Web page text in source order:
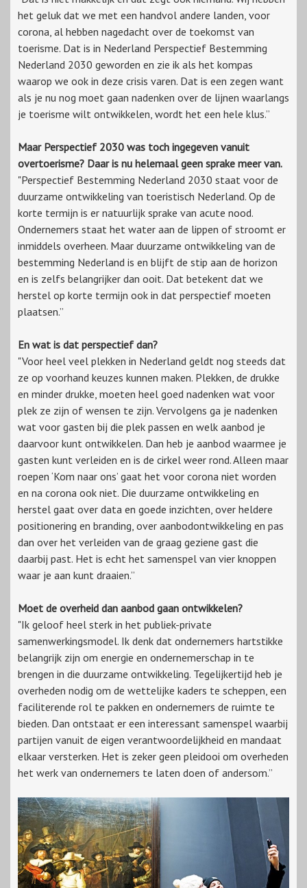
het geluk dat we met een handvol andere landen, voor
corona, al hebben nagedacht over de toekomst van
toerisme. Dat is in Nederland Perspectief Bestemming
Nederland 2030 geworden en zie ik als het kompas
waarop we ook in deze crisis varen. Dat is een zegen want
als je nu nog moet gaan nadenken over de lijnen waarlangs
je toerisme wilt ontwikkelen, wordt het een hele klus.”
Maar Perspectief 2030 was toch ingegeven vanuit
overtoerisme? Daar is nu helemaal geen sprake meer van.
"Perspectief Bestemming Nederland 2030 staat voor de
duurzame ontwikkeling van toeristisch Nederland. Op de
korte termijn is er natuurlijk sprake van acute nood.
Ondernemers staat het water aan de lippen of stroomt er
inmiddels overheen. Maar duurzame ontwikkeling van de
bestemming Nederland is en blijft de stip aan de horizon
en is zelfs belangrijker dan ooit. Dat betekent dat we
herstel op korte termijn ook in dat perspectief moeten
plaatsen.”
En wat is dat perspectief dan?
"Voor heel veel plekken in Nederland geldt nog steeds dat
ze op voorhand keuzes kunnen maken. Plekken, de drukke
en minder drukke, moeten heel goed nadenken wat voor
plek ze zijn of wensen te zijn. Vervolgens ga je nadenken
wat voor gasten bij die plek passen en welk aanbod je
daarvoor kunt ontwikkelen. Dan heb je aanbod waarmee je
gasten kunt verleiden en is de cirkel weer rond. Alleen maar
roepen ‘Kom naar ons’ gaat het voor corona niet worden
en na corona ook niet. Die duurzame ontwikkeling en
herstel gaat over data en goede inzichten, over heldere
positionering en branding, over aanbodontwikkeling en pas
dan over het verleiden van de graag geziene gast die
daarbij past. Het is echt het samenspel van vier knoppen
waar je aan kunt draaien.”
Moet de overheid dan aanbod gaan ontwikkelen?
"Ik geloof heel sterk in het publiek-private
samenwerkingsmodel. Ik denk dat ondernemers hartstikke
belangrijk zijn om energie en ondernemerschap in te
brengen in die duurzame ontwikkeling. Tegelijkertijd heb je
overheden nodig om de wettelijke kaders te scheppen, een
faciliterende rol te pakken en ondernemers de ruimte te
bieden. Dan ontstaat er een interessant samenspel waarbij
partijen vanuit de eigen verantwoordelijkheid en mandaat
elkaar versterken. Het is zeker geen pleidooi om overheden
het werk van ondernemers te laten doen of andersom.”